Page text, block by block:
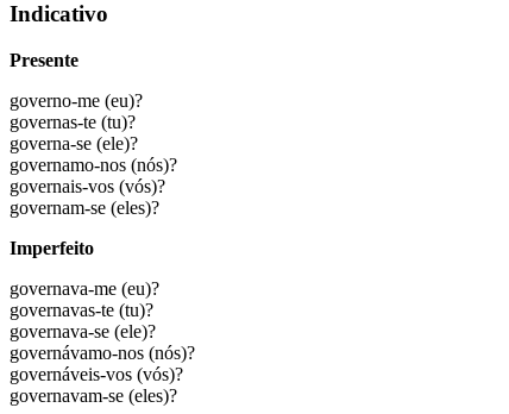
Indicativo
Presente
governo-me (eu)?
governas-te (tu)?
governa-se (ele)?
governamo-nos (nós)?
governais-vos (vós)?
governam-se (eles)?
Imperfeito
governava-me (eu)?
governavas-te (tu)?
governava-se (ele)?
governávamo-nos (nós)?
governáveis-vos (vós)?
governavam-se (eles)?